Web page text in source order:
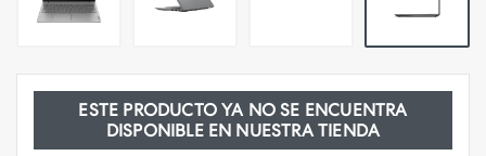
ESTE PRODUCTO YA NO SE ENCUENTRA
DISPONIBLE EN NUESTRA TIENDA